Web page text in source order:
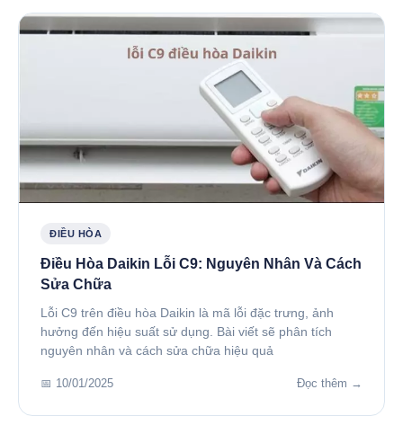
ĐIỀU HÒA
Điều Hòa Daikin Lỗi C9: Nguyên Nhân Và Cách
Sửa Chữa
Lỗi C9 trên điều hòa Daikin là mã lỗi đặc trưng, ảnh
hưởng đến hiệu suất sử dụng. Bài viết sẽ phân tích
nguyên nhân và cách sửa chữa hiệu quả
📅 10/01/2025 Đọc thêm →